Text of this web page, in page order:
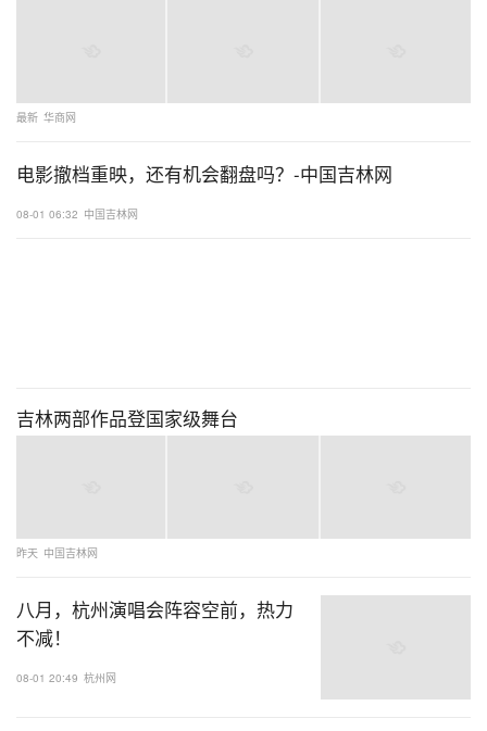
最新 华商网
电影撤档重映，还有机会翻盘吗？-中国吉林网
08-01 06:32 中国吉林网
吉林两部作品登国家级舞台
昨天 中国吉林网
八月，杭州演唱会阵容空前，热力
不减！
08-01 20:49 杭州网